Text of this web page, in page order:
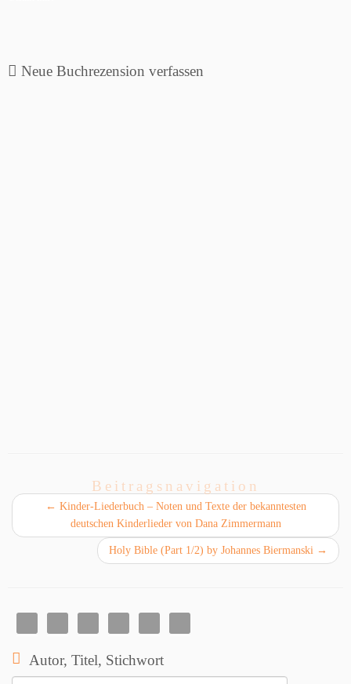
Neue Buchrezension verfassen
Beitragsnavigation
← Kinder-Liederbuch – Noten und Texte der bekanntesten
deutschen Kinderlieder von Dana Zimmermann
Holy Bible (Part 1/2) by Johannes Biermanski →
Autor, Titel, Stichwort